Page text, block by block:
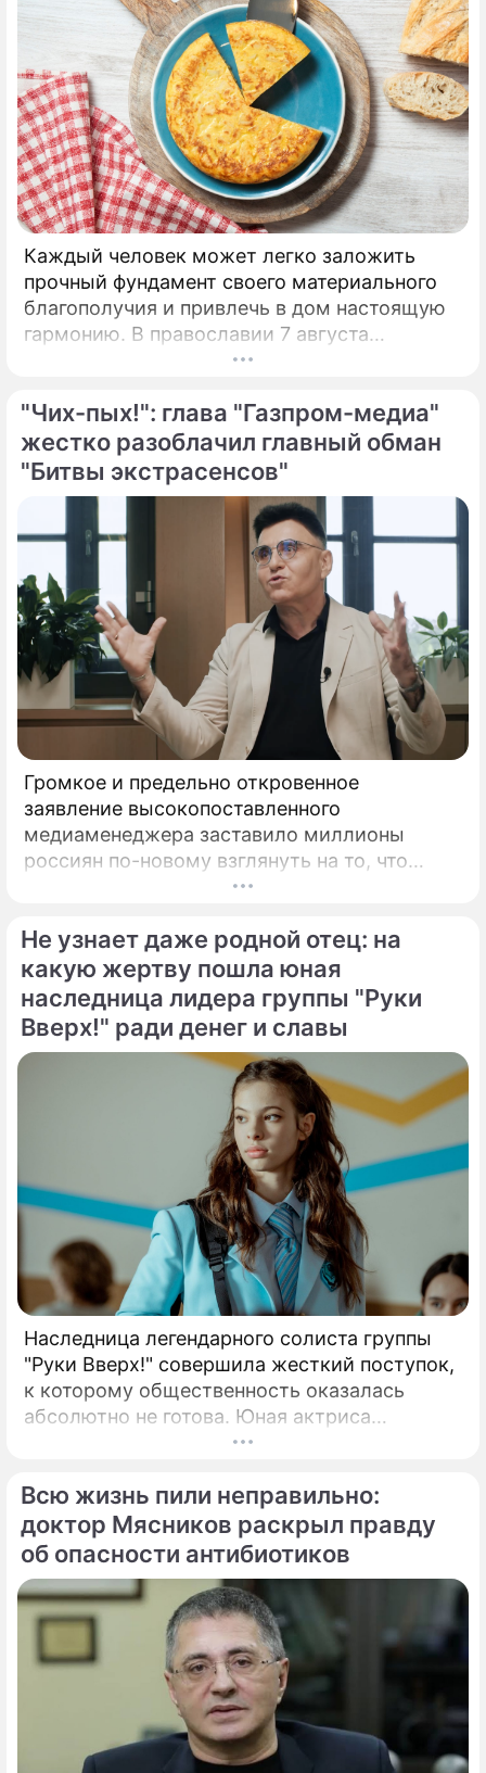
Каждый человек может легко заложить
прочный фундамент своего материального
благополучия и привлечь в дом настоящую
гармонию. В православии 7 августа
почитают память праведной Анны, матери
"Чих-пых!": глава "Газпром-медиа"
жестко разоблачил главный обман
"Битвы экстрасенсов"
Громкое и предельно откровенное
заявление высокопоставленного
медиаменеджера заставило миллионы
россиян по-новому взглянуть на то, что
годами происходит на экране главного
Генеральный директор мощнейшего
холдинга "Газпром-медиа" Александр Жаров
решился на неожидаемый и крайне острый
демарш.
Не узнает даже родной отец: на
какую жертву пошла юная
наследница лидера группы "Руки
Вверх!" ради денег и славы
Наследница легендарного солиста группы
"Руки Вверх!" совершила жесткий поступок,
к которому общественность оказалась
абсолютно не готова. Юная актриса
Вероника Жукова, дочь бессменного лидера
заставила взрогнуть своих многочисленных
поклонников.
Всю жизнь пили неправильно:
доктор Мясников раскрыл правду
об опасности антибиотиков